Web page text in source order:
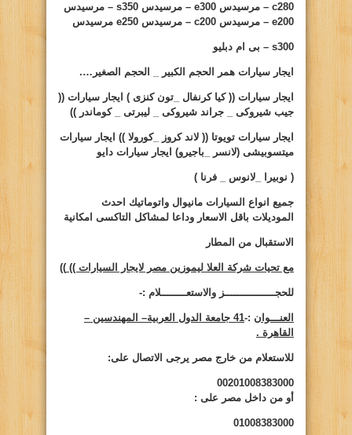
c280 – مرسيدس e300 – مرسيدس s350 – مرسيدس
e200 – مرسيدس c200 – مرسيدس e250 مرسيدس
s300 – بى ام دبليو
ايجار سيارات همر الحجم الكبير _ الحجم الصغير….
ايجار سيارات (( كيا كرنفال _تون كنزى ) ايجار سيارات ((
جيب شيروكى _ جراند شيروكى _ ليبرتى _ كوماندر ))
ايجار سيارات تويوتا (( لاند كروز _كورولا )) ايجار سيارات
ميتسوبيشى (لانسر _باجيرو) ايجار سيارات دايو
( نوبيرا _لانوس _ فرنا )
جميع انواع السيارات مانيوال واتوماتيك احدث
الموديلات باقل الاسعار وداعا لمشاكل التاكسى امكانية
الاستقبال من المطار
مع تحيات شركة العلا ليموزين مصر لايجار السيارات )) ))
للحجــــــــــــــــز والاستعــــــــلام :-
العنـــوان :-
41 جامعة الدول العربية– المهندسين –
القاهرة .
للاستعلام من خارج مصر يرجى الاتصال على:
00201008383000
أو من داخل مصر على :
01008383000